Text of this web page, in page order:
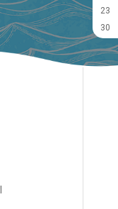
23
30